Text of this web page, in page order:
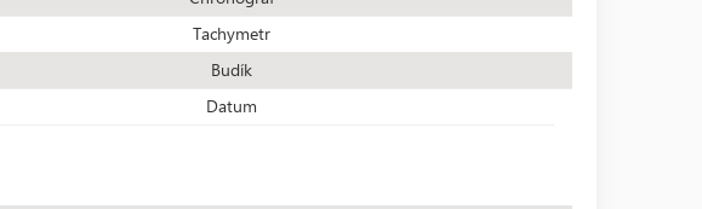
Tachymetr
Budík
Datum